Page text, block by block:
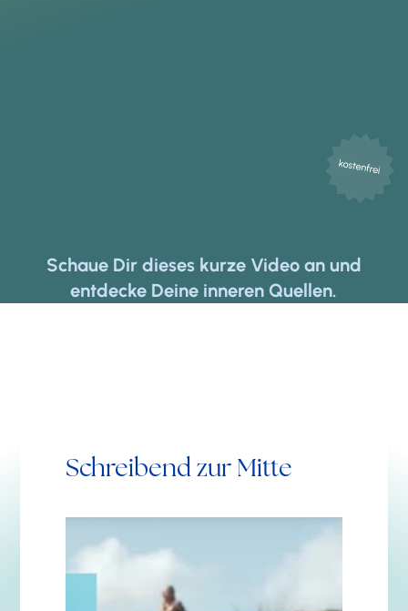
Schaue Dir dieses kurze Video an und
entdecke Deine inneren Quellen.
Schreibend zur Mitte